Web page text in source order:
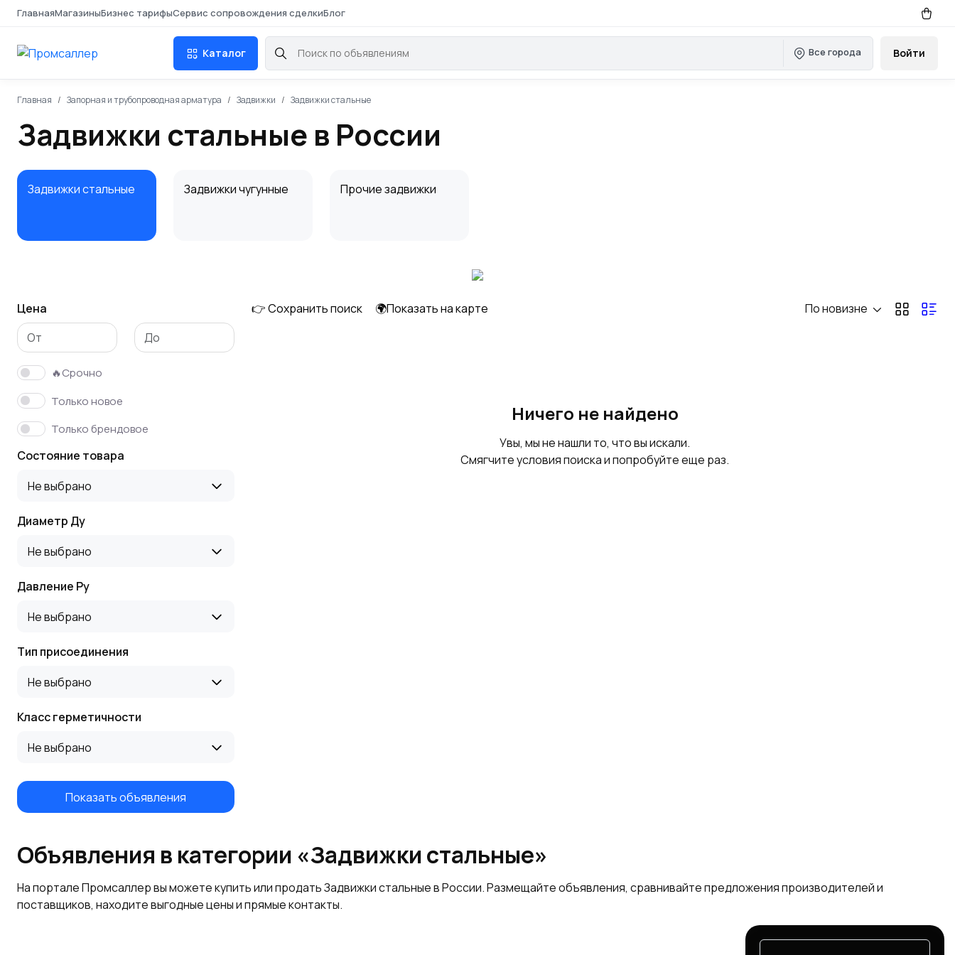
ГлавнаяМагазиныБизнес тарифыСервис сопровождения сделкиБлог
Каталог Все города Войти
Главная Запорная и трубопроводная арматура Задвижки Задвижки стальные
Задвижки стальные в России
Задвижки стальные Задвижки чугунные Прочие задвижки
Цена
🔥Срочно
Только новое
Только брендовое
Состояние товара
Не выбрано
Диаметр Ду
Не выбрано
Давление Ру
Не выбрано
Тип присоединения
Не выбрано
Класс герметичности
Не выбрано
Показать объявления
👉 Сохранить поиск 🌍Показать на карте По новизне
Ничего не найдено
Увы, мы не нашли то, что вы искали.
Смягчите условия поиска и попробуйте еще раз.
Объявления в категории «Задвижки стальные»
На портале Промсаллер вы можете купить или продать Задвижки стальные в России. Размещайте объявления, сравнивайте предложения производителей и
поставщиков, находите выгодные цены и прямые контакты.